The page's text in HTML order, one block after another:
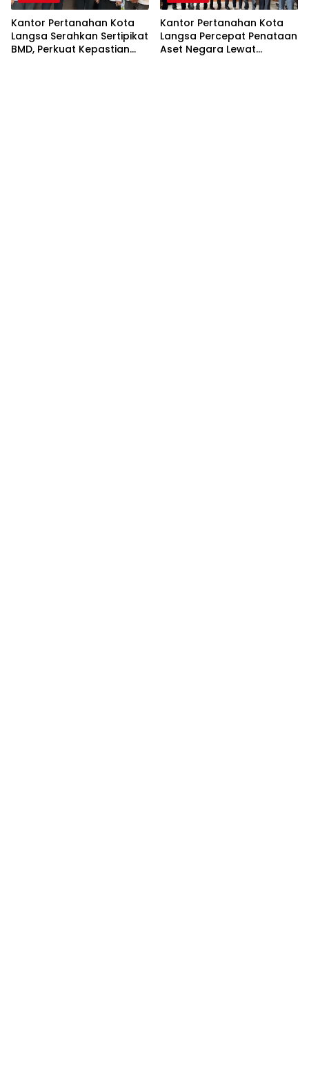
Kantor Pertanahan Kota
Langsa Serahkan Sertipikat
BMD, Perkuat Kepastian
Kantor Pertanahan Kota
Langsa Percepat Penataan
Aset Negara Lewat